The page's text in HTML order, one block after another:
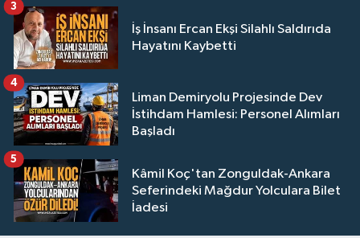
İş İnsanı Ercan Ekşi Silahlı Saldırıda
Hayatını Kaybetti
3
Liman Demiryolu Projesinde Dev
İstihdam Hamlesi: Personel Alımları
Başladı
4
Kâmil Koç'tan Zonguldak-Ankara
Seferindeki Mağdur Yolculara Bilet
İadesi
5